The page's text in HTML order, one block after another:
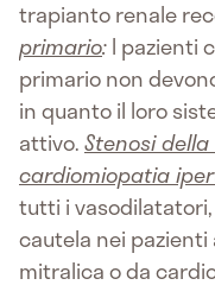
trapianto renale
primario:I pazienti
primario non
in quanto il loro
attivo.Stenosi
cardiomiopatia
tutti i
cautela nei
mitralica o da